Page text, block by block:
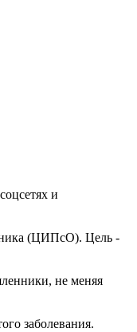
и
(ЦИПсО). Цель -
не меняя
заболевания.